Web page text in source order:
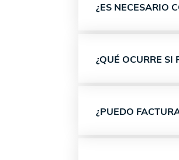
¿ES NECESARIO
¿QUÉ OCURRE
¿PUEDO